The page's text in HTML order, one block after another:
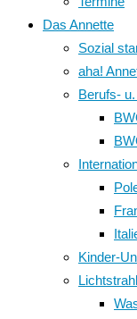
Das Annette
Sozial
aha!
Berufs-
Kinder-